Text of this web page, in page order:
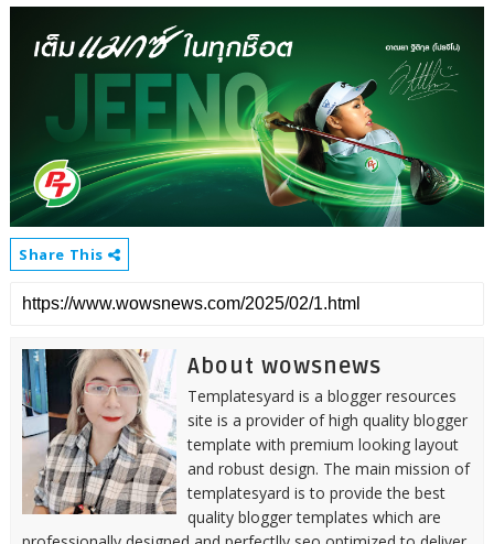
Share This
About wowsnews
Templatesyard is a blogger resources
site is a provider of high quality blogger
template with premium looking layout
and robust design. The main mission of
templatesyard is to provide the best
quality blogger templates which are